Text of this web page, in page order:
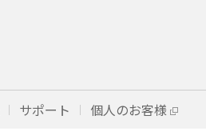
サポート 個人のお客様